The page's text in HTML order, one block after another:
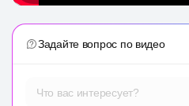
Задайте вопрос по видео
Что вас интересует?